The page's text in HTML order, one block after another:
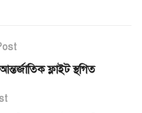
ফ্লাইট স্থগিত